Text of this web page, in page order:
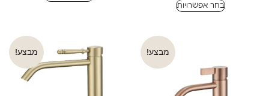
בחר אפשרויות
מבצע! מבצע!